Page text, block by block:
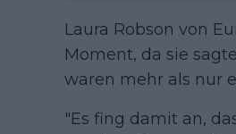
Laura Robson von
Moment, da sie
waren mehr als nur
"Es fing damit an,